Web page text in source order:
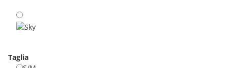
Ocean
Taglia